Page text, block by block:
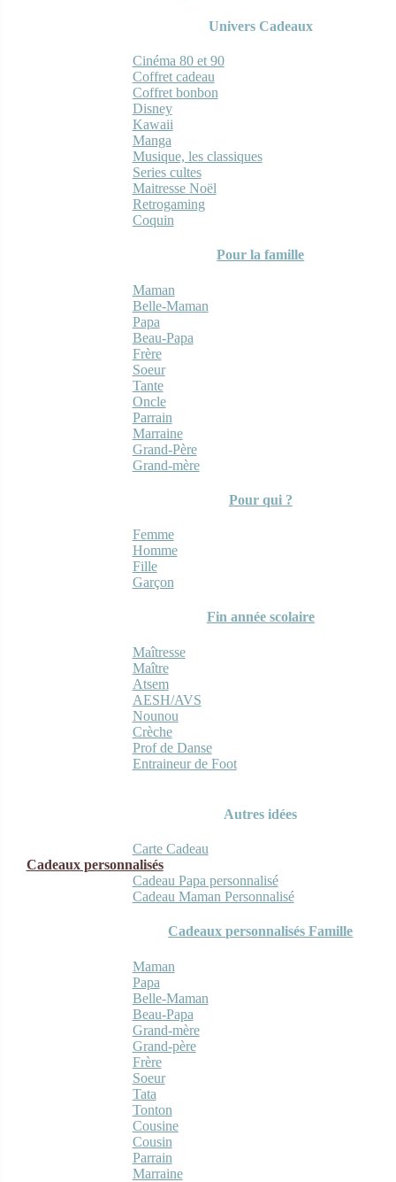
Univers Cadeaux
Cinéma 80 et 90
Coffret cadeau
Coffret bonbon
Disney
Kawaii
Manga
Musique, les classiques
Series cultes
Maitresse Noël
Retrogaming
Coquin
Pour la famille
Maman
Belle-Maman
Papa
Beau-Papa
Frère
Soeur
Tante
Oncle
Parrain
Marraine
Grand-Père
Grand-mère
Pour qui ?
Femme
Homme
Fille
Garçon
Fin année scolaire
Maîtresse
Maître
Atsem
AESH/AVS
Nounou
Crèche
Prof de Danse
Entraineur de Foot
Autres idées
Carte Cadeau
Cadeaux personnalisés
Cadeau Papa personnalisé
Cadeau Maman Personnalisé
Cadeaux personnalisés Famille
Maman
Papa
Belle-Maman
Beau-Papa
Grand-mère
Grand-père
Frère
Soeur
Tata
Tonton
Cousine
Cousin
Parrain
Marraine